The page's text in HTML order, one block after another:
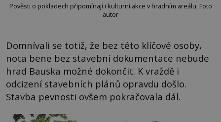
Pověsti o pokladech připomínají i kulturní akce v hradním areálu. Foto
autor
Domnívali se totiž, že bez této klíčové osoby,
nota bene bez stavební dokumentace nebude
hrad Bauska možné dokončit. K vraždě i
odcizení stavebních plánů opravdu došlo.
Stavba pevnosti ovšem pokračovala dál.